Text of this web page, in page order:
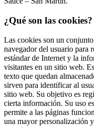
¿Qué son las cookies?
Las cookies son un
navegador del usuario para
estándar de Internet y la
visitantes en un sitio web.
texto que quedan
sirven para identificar al
sitio web. Su objetivo es
cierta información. Su uso
permite a las páginas
una mayor personalización